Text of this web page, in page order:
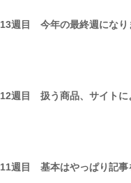
13週目 今年の最終週になり
12週目 扱う商品、サイトに
11週目 基本はやっぱり記事